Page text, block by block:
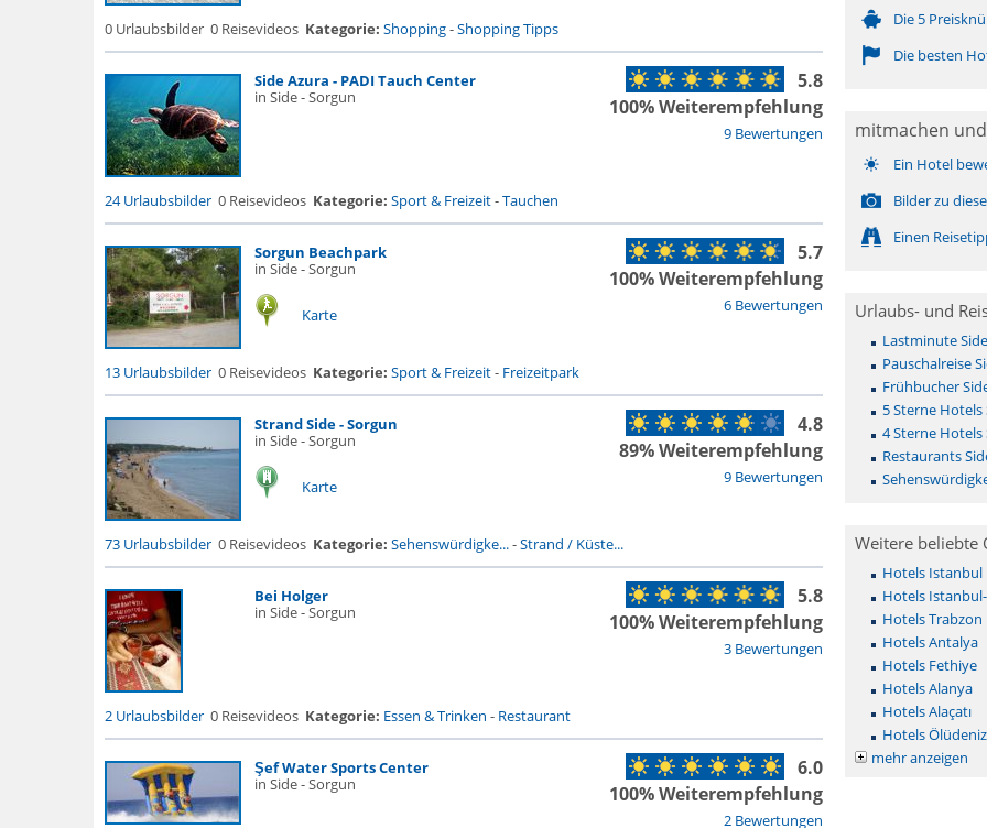
0 Urlaubsbilder 0 Reisevideos Kategorie: Shopping-Shopping Tipps
Side Azura - PADI Tauch Center
in Side - Sorgun
9 Bewertungen
5.8
100% Weiterempfehlung
24 Urlaubsbilder 0 Reisevideos Kategorie: Sport & Freizeit-Tauchen
Sorgun Beachpark
in Side - Sorgun
Karte 6 Bewertungen
5.7
100% Weiterempfehlung
13 Urlaubsbilder 0 Reisevideos Kategorie: Sport & Freizeit- Freizeitpark
Strand Side - Sorgun
in Side - Sorgun
Karte 9 Bewertungen
4.8
89% Weiterempfehlung
73 Urlaubsbilder 0 Reisevideos Kategorie: Sehenswürdigke...-Strand / Küste...
Bei Holger
in Side - Sorgun
3 Bewertungen
5.8
100% Weiterempfehlung
2 Urlaubsbilder 0 Reisevideos Kategorie: Essen & Trinken - Restaurant
Şef Water Sports Center
in Side - Sorgun
2 Bewertungen
6.0
100% Weiterempfehlung
Die 5
Die besten
mitmachen
Ein Hotel
Bilder zu
Einen
Urlaubs- und
Lastminute
Pauschalreise
Frühbucher
5 Sterne Hotels
4 Sterne Hotels
Restaurants
Weitere beliebte
Hotels Istanbul
Hotels
Hotels Trabzon
Hotels Antalya
Hotels Fethiye
Hotels Alanya
Hotels Alaçatı
Hotels Ölüdeniz
mehr anzeigen